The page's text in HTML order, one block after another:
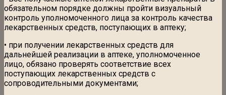
обязательном порядке должны пройти визуальный
контроль уполномоченного лица за контроль качества
лекарственных средств, поступающих в аптеку;
• при получении лекарственных средств для
дальнейшей реализации в аптеке, уполномоченное
лицо, обязано проверять соответствие всех
поступающих лекарственных средств с
сопроводительными документами;